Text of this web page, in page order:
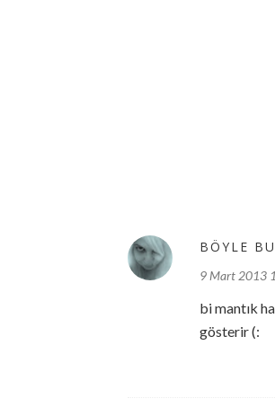
BÖYLE
9 Mart 2013
bi mantık
gösterir (: